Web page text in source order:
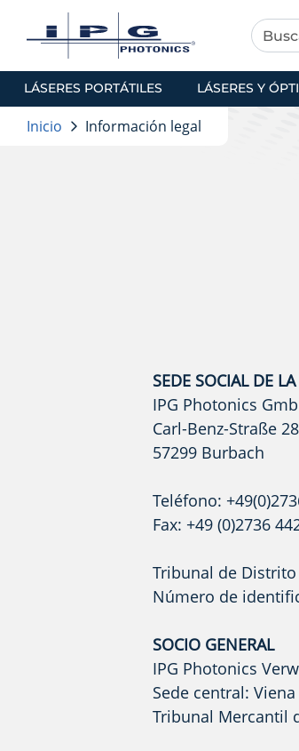
LÁSERES PORTÁTILES LÁSERES Y
Inicio Información legal
SEDE SOCIAL DE
IPG Photonics
Carl-Benz-Straße 28
57299 Burbach
Teléfono:
Fax: +49 (0)2736
Tribunal de Distrito
Número de
SOCIO GENERAL
IPG Photonics
Sede central: Viena
Tribunal Mercantil